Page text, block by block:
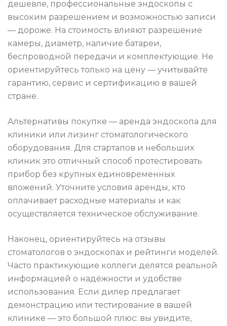
дешевле, профессиональные эндоскопы с
высоким разрешением и возможностью записи
— дороже. На стоимость влияют разрешение
камеры, диаметр, наличие батареи,
беспроводной передачи и комплектующие. Не
ориентируйтесь только на цену — учитывайте
гарантию, сервис и сертификацию в вашей
стране.
Альтернативы покупке — аренда эндоскопа для
клиники или лизинг стоматологического
оборудования. Для стартапов и небольших
клиник это отличный способ протестировать
прибор без крупных единовременных
вложений. Уточните условия аренды, кто
оплачивает расходные материалы и как
осуществляется техническое обслуживание.
Наконец, ориентируйтесь на отзывы
стоматологов о эндоскопах и рейтинги моделей.
Часто практикующие коллеги делятся реальной
информацией о надёжности и удобстве
использования. Если дилер предлагает
демонстрацию или тестирование в вашей
клинике — это большой плюс: вы увидите,